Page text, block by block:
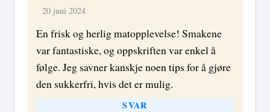
20 juni 2024
En frisk og herlig matopplevelse! Smakene
var fantastiske, og oppskriften var enkel å
følge. Jeg savner kanskje noen tips for å gjøre
den sukkerfri, hvis det er mulig.
SVAR